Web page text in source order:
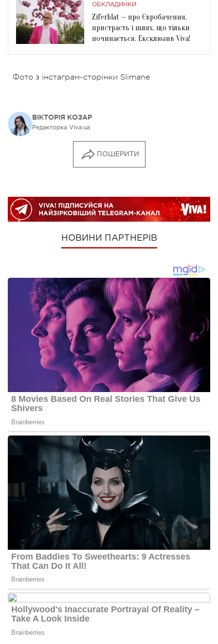
ОБКЛАДИНКИ
Ziferblat — про Євробачення,
пристрасть і шлях, що тільки
починається. Ексклюзив Viva!
Фото з інстаграм-сторінки Slimane
ВІКТОРІЯ КОЗАР
Редакторка Viva.ua
ПОШЕРИТИ
НОВИНИ ПАРТНЕРІВ